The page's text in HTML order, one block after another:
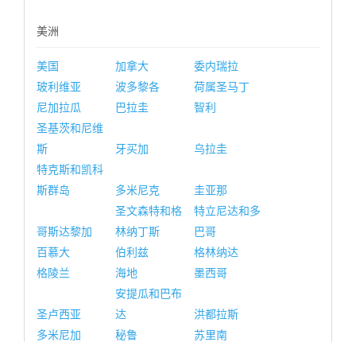
美洲
美国 加拿大
委内瑞拉
玻利维亚
波多黎各
荷属圣马丁
尼加拉瓜
巴拉圭
智利
圣基茨和尼维
斯
牙买加
乌拉圭
特克斯和凯科
斯群岛
多米尼克 圭亚那
哥斯达黎加
圣文森特和格
林纳丁斯
特立尼达和多
巴哥
百慕大
伯利兹
格林纳达
格陵兰
海地 墨西哥
圣卢西亚
安提瓜和巴布
达
洪都拉斯
多米尼加
秘鲁
苏里南